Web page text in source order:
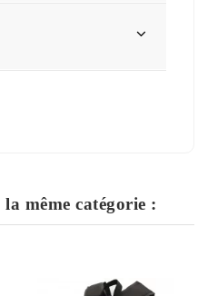
même catégorie :